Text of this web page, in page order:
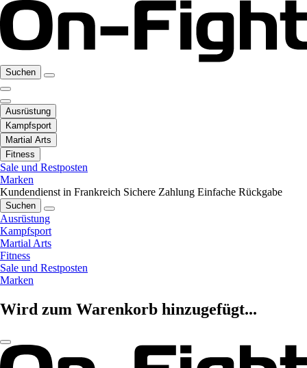
Suchen
Ausrüstung
Kampfsport
Martial Arts
Fitness
Sale und Restposten
Marken
Kundendienst in Frankreich Sichere Zahlung Einfache Rückgabe
Suchen
Ausrüstung
Kampfsport
Martial Arts
Fitness
Sale und Restposten
Marken
Wird zum Warenkorb hinzugefügt...